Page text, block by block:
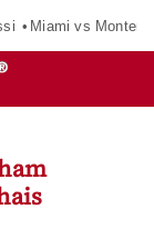
Miami vs